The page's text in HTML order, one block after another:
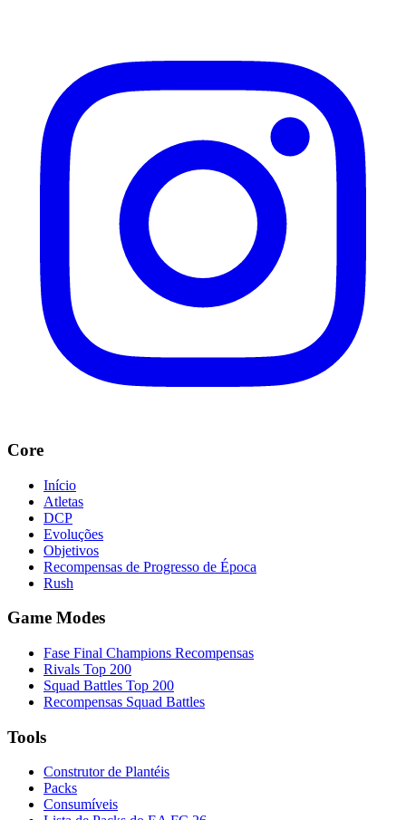
Core
Início
Atletas
DCP
Evoluções
Objetivos
Recompensas de Progresso de Época
Rush
Game Modes
Fase Final Champions Recompensas
Rivals Top 200
Squad Battles Top 200
Recompensas Squad Battles
Tools
Construtor de Plantéis
Packs
Consumíveis